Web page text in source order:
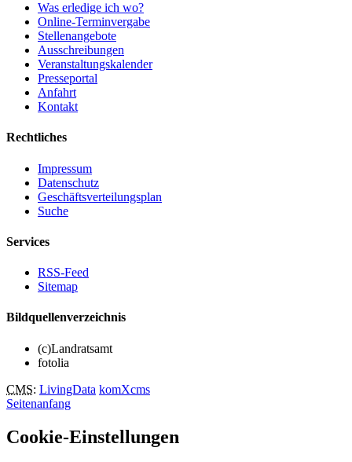
Was erledige ich wo?
Online-Terminvergabe
Stellenangebote
Ausschreibungen
Veranstaltungskalender
Presseportal
Anfahrt
Kontakt
Rechtliches
Impressum
Datenschutz
Geschäftsverteilungsplan
Suche
Services
RSS-Feed
Sitemap
Bildquellenverzeichnis
(c)Landratsamt
fotolia
CMS: LivingData komXcms
Seitenanfang
Cookie-Einstellungen